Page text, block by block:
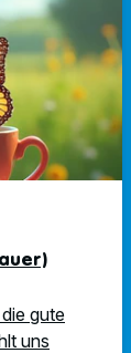
gute
uns